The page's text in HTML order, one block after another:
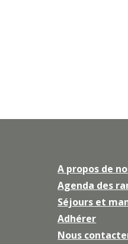
A propos de
Agenda des
Séjours et
Adhérer
Nous